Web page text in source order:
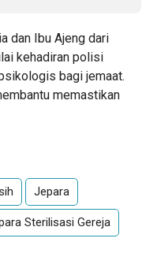
dan Ibu Ajeng dari
kehadiran polisi
bagi jemaat.
memastikan
Jepara
Sterilisasi Gereja